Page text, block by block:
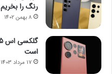
رنگ را بخریم
8 بهمن 1402
است
17 مرداد 1403